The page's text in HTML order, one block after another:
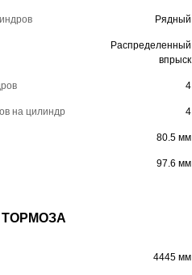
Рядный
Распределенный
впрыск
4
на цилиндр 4
80.5 мм
97.6 мм
4445 мм